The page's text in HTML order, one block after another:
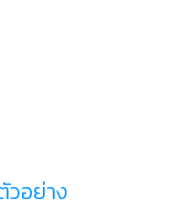
อย่าง